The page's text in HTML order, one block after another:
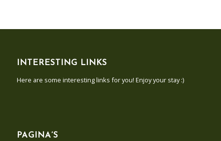
INTERESTING LINKS
Here are some interesting links for you! Enjoy your stay :)
PAGINA’S